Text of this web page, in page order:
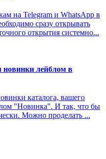
на Telegram и WhatsApp в
сразу открывать
открытия системно...
новинки лейблом в
каталога, вашего
"Новинка". И так, что бы
Можно проделать ...